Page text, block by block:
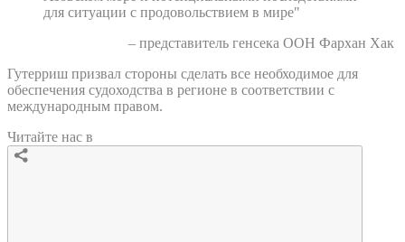
для ситуации с продовольствием в мире"
– представитель генсека ООН Фархан Хак
Гутерриш призвал стороны сделать все необходимое для
обеспечения судоходства в регионе в соответствии с
международным правом.
Читайте нас в